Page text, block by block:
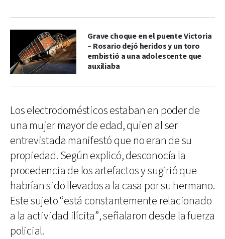
Grave choque en el puente Victoria
– Rosario dejó heridos y un toro
embistió a una adolescente que
auxiliaba
Los electrodomésticos estaban en poder de
una mujer mayor de edad, quien al ser
entrevistada manifestó que no eran de su
propiedad. Según explicó, desconocía la
procedencia de los artefactos y sugirió que
habrían sido llevados a la casa por su hermano.
Este sujeto “está constantemente relacionado
a la actividad ilícita”, señalaron desde la fuerza
policial.